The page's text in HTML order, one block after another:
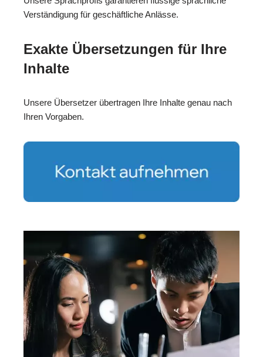
Verständigung für geschäftliche Anlässe.
Exakte Übersetzungen für Ihre
Inhalte
Unsere Übersetzer übertragen Ihre Inhalte genau nach
Ihren Vorgaben.